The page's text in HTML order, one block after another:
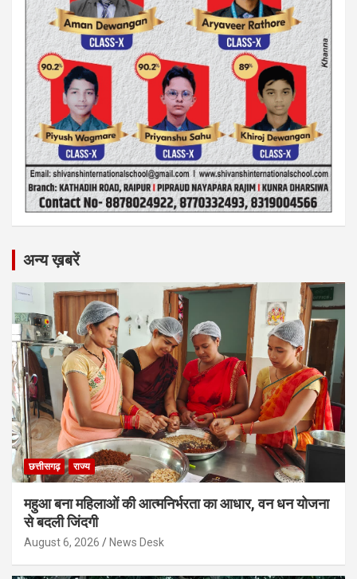
अन्य ख़बरें
छत्तीसगढ़ राज्य
महुआ बना महिलाओं की आत्मनिर्भरता का आधार, वन धन योजना
से बदली जिंदगी
August 6, 2026 News Desk